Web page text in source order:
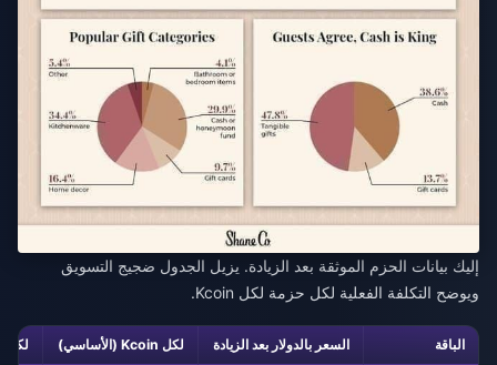
إليك بيانات الحزم الموثقة بعد الزيادة. يزيل الجدول ضجيج التسويق
ويوضح التكلفة الفعلية لكل حزمة لكل Kcoin.
الباقة السعر بالدولار بعد الزيادة لكل Kcoin (الأساسي) لكل Kcoin (مع المكافأة)